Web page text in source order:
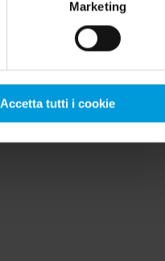
Marketing
Accetta tutti i cookie